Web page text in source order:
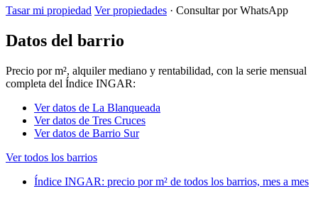
Tasar mi propiedad Ver propiedades · Consultar por WhatsApp
Datos del barrio
Precio por m², alquiler mediano y rentabilidad, con la serie mensual
completa del Índice INGAR:
Ver datos de La Blanqueada
Ver datos de Tres Cruces
Ver datos de Barrio Sur
Ver todos los barrios
Índice INGAR: precio por m² de todos los barrios, mes a mes